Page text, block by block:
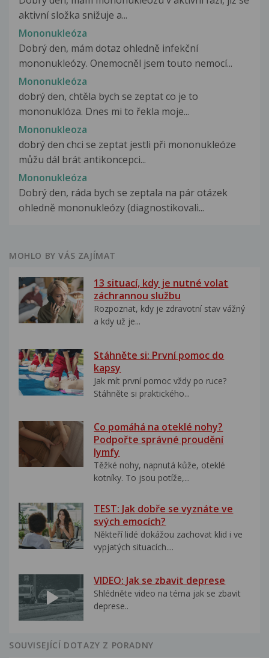
aktivní složka snižuje a...
Mononukleóza
Dobrý den, mám dotaz ohledně infekční
mononukleózy. Onemocněl jsem touto nemocí...
Mononukleóza
dobrý den, chtěla bych se zeptat co je to
mononuklóza. Dnes mi to řekla moje...
Mononukleoza
dobrý den chci se zeptat jestli při mononukleóze
můžu dál brát antikoncepci...
Mononukleóza
Dobrý den, ráda bych se zeptala na pár otázek
ohledně mononukleózy (diagnostikovali...
MOHLO BY VÁS ZAJÍMAT
13 situací, kdy je nutné volat
záchrannou službu
Rozpoznat, kdy je zdravotní stav vážný
a kdy už je...
Stáhněte si: První pomoc do
kapsy
Jak mít první pomoc vždy po ruce?
Stáhněte si praktického...
Co pomáhá na oteklé nohy?
Podpořte správné proudění
lymfy
Těžké nohy, napnutá kůže, oteklé
kotníky. To jsou potíže,...
TEST: Jak dobře se vyznáte ve
svých emocích?
Někteří lidé dokážou zachovat klid i ve
vypjatých situacích....
VIDEO: Jak se zbavit deprese
Shlédněte video na téma jak se zbavit
deprese..
SOUVISEJÍCÍ DOTAZY Z PORADNY